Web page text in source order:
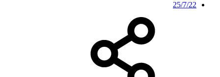
25/7/22